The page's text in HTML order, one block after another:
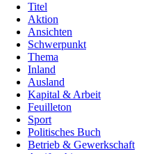
Titel
Aktion
Ansichten
Schwerpunkt
Thema
Inland
Ausland
Kapital & Arbeit
Feuilleton
Sport
Politisches Buch
Betrieb & Gewerkschaft